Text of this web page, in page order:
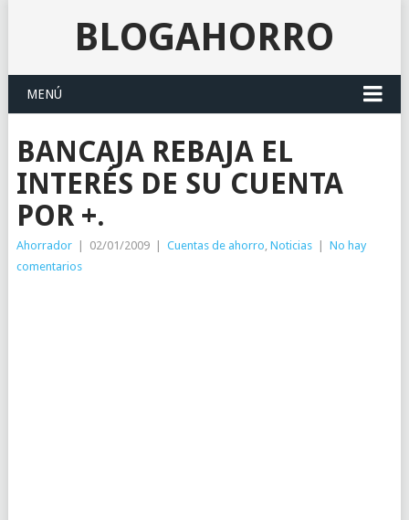
BLOGAHORRO
MENÚ
BANCAJA REBAJA EL
INTERÉS DE SU CUENTA
POR +.
Ahorrador 02/01/2009 Cuentas de ahorro, Noticias
No hay
comentarios